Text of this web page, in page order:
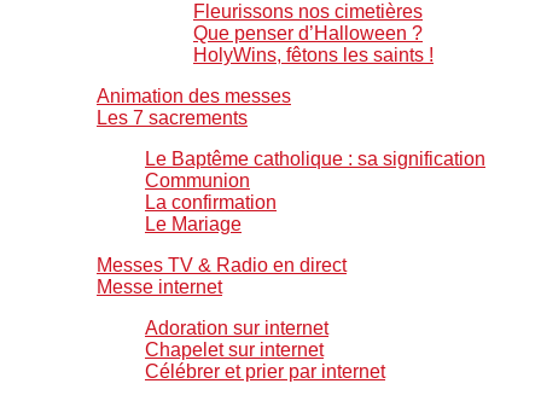
Fleurissons nos cimetières
Que penser d’Halloween ?
HolyWins, fêtons les saints !
Animation des messes
Les 7 sacrements
Le Baptême catholique : sa signification
Communion
La confirmation
Le Mariage
Messes TV & Radio en direct
Messe internet
Adoration sur internet
Chapelet sur internet
Célébrer et prier par internet